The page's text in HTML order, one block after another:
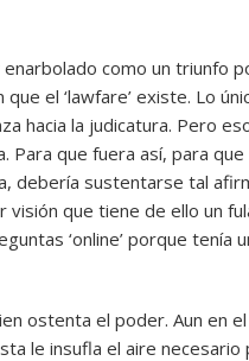
como un triunfo
el ‘lawfare’ existe. Lo
hacia la judicatura. Pero
Para que fuera así, para
debería sustentarse tal
que tiene de ello un
‘online’ porque tenía
ostenta el poder. Aun en
le insufla el aire necesario